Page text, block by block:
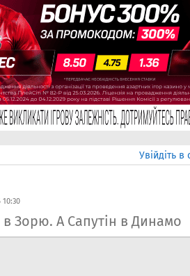
Увійдіть в
10:30
в Зорю. А Сапутін в Динамо